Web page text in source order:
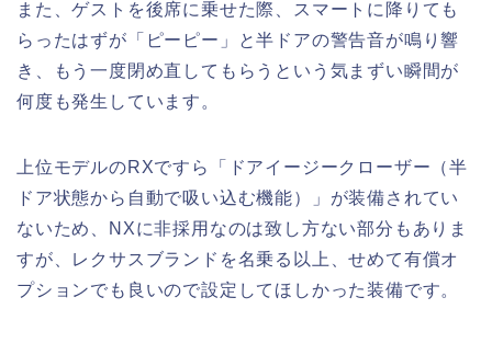
また、ゲストを後席に乗せた際、スマートに降りても
らったはずが「ピーピー」と半ドアの警告音が鳴り響
き、もう一度閉め直してもらうという気まずい瞬間が
何度も発生しています。
上位モデルのRXですら「ドアイージークローザー（半
ドア状態から自動で吸い込む機能）」が装備されてい
ないため、NXに非採用なのは致し方ない部分もありま
すが、レクサスブランドを名乗る以上、せめて有償オ
プションでも良いので設定してほしかった装備です。